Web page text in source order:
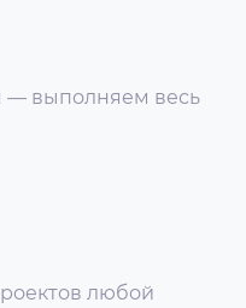
— выполняем весь
любой